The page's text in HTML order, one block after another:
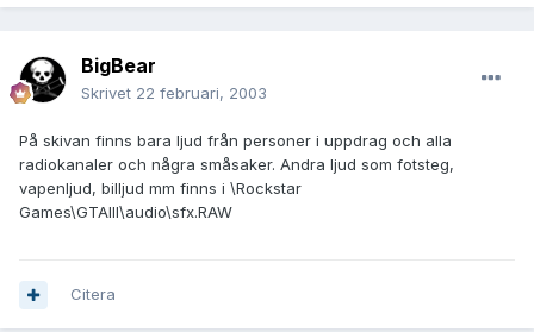
BigBear
Skrivet 22 februari, 2003
På skivan finns bara ljud från personer i uppdrag och alla
radiokanaler och några småsaker. Andra ljud som fotsteg,
vapenljud, billjud mm finns i \Rockstar
Games\GTAIII\audio\sfx.RAW
Citera